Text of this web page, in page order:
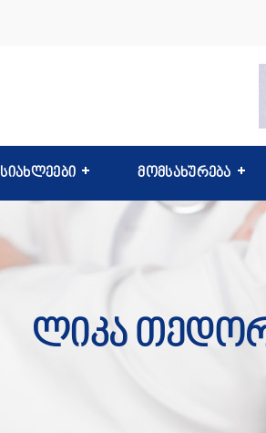
სიახლეები მომსახურება
Ლიკა